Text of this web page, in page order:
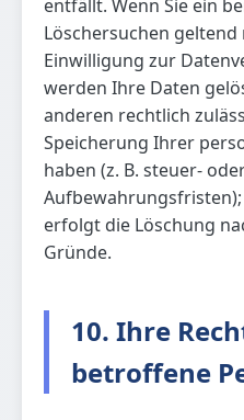
entfällt. Wenn Sie ein
Löschersuchen
Einwilligung zur
werden Ihre Daten
anderen rechtlich
Speicherung Ihrer
haben (z. B. steuer-
erfolgt die Löschung
Gründe.
10. Ihre
betroffene